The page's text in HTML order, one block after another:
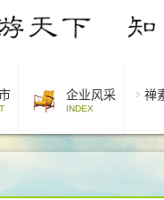
企业风采
INDEX
禅